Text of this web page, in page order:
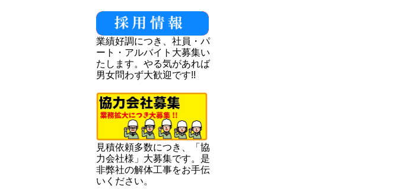
業績好調につき、社員・パ
ート・アルバイト大募集い
たします。やる気があれば
男女問わず大歓迎です!!
見積依頼多数につき、「協
力会社様」大募集です。是
非弊社の解体工事をお手伝
いください。